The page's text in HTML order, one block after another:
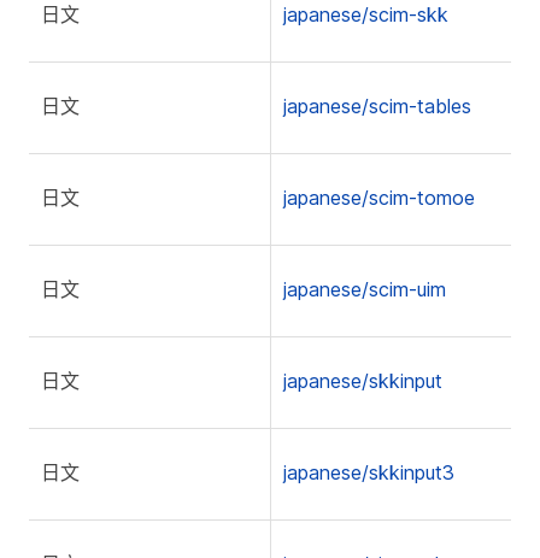
日文 japanese/scim-skk
日文 japanese/scim-tables
日文 japanese/scim-tomoe
日文 japanese/scim-uim
日文 japanese/skkinput
日文 japanese/skkinput3